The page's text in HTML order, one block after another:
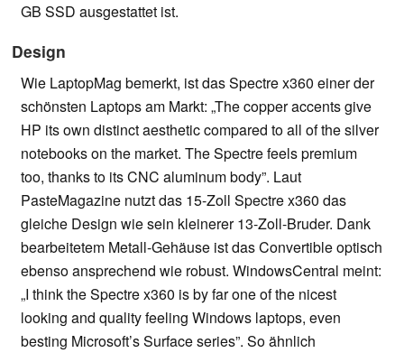
GB SSD ausgestattet ist.
Design
Wie LaptopMag bemerkt, ist das Spectre x360 einer der
schönsten Laptops am Markt: „The copper accents give
HP its own distinct aesthetic compared to all of the silver
notebooks on the market. The Spectre feels premium
too, thanks to its CNC aluminum body”. Laut
PasteMagazine nutzt das 15-Zoll Spectre x360 das
gleiche Design wie sein kleinerer 13-Zoll-Bruder. Dank
bearbeitetem Metall-Gehäuse ist das Convertible optisch
ebenso ansprechend wie robust. WindowsCentral meint:
„I think the Spectre x360 is by far one of the nicest
looking and quality feeling Windows laptops, even
besting Microsoft’s Surface series”. So ähnlich